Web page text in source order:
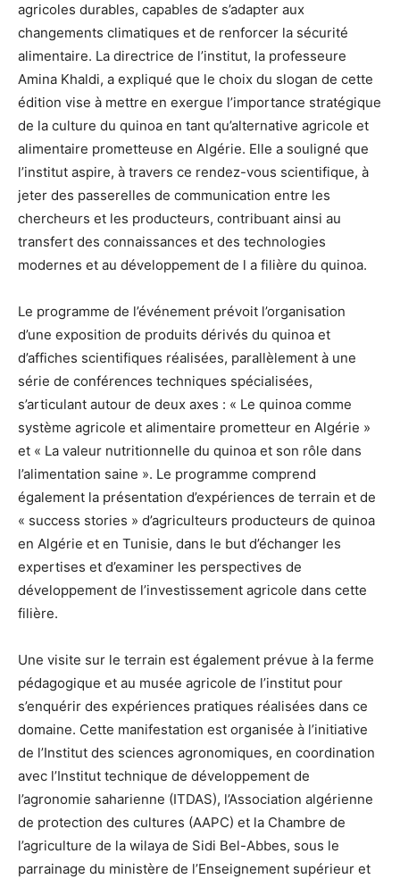
agricoles durables, capables de s’adapter aux
changements climatiques et de renforcer la sécurité
alimentaire. La directrice de l’institut, la professeure
Amina Khaldi, a expliqué que le choix du slogan de cette
édition vise à mettre en exergue l’importance stratégique
de la culture du quinoa en tant qu’alternative agricole et
alimentaire prometteuse en Algérie. Elle a souligné que
l’institut aspire, à travers ce rendez-vous scientifique, à
jeter des passerelles de communication entre les
chercheurs et les producteurs, contribuant ainsi au
transfert des connaissances et des technologies
modernes et au développement de l a filière du quinoa.
Le programme de l’événement prévoit l’organisation
d’une exposition de produits dérivés du quinoa et
d’affiches scientifiques réalisées, parallèlement à une
série de conférences techniques spécialisées,
s’articulant autour de deux axes : « Le quinoa comme
système agricole et alimentaire prometteur en Algérie »
et « La valeur nutritionnelle du quinoa et son rôle dans
l’alimentation saine ». Le programme comprend
également la présentation d’expériences de terrain et de
« success stories » d’agriculteurs producteurs de quinoa
en Algérie et en Tunisie, dans le but d’échanger les
expertises et d’examiner les perspectives de
développement de l’investissement agricole dans cette
filière.
Une visite sur le terrain est également prévue à la ferme
pédagogique et au musée agricole de l’institut pour
s’enquérir des expériences pratiques réalisées dans ce
domaine. Cette manifestation est organisée à l’initiative
de l’Institut des sciences agronomiques, en coordination
avec l’Institut technique de développement de
l’agronomie saharienne (ITDAS), l’Association algérienne
de protection des cultures (AAPC) et la Chambre de
l’agriculture de la wilaya de Sidi Bel-Abbes, sous le
parrainage du ministère de l’Enseignement supérieur et